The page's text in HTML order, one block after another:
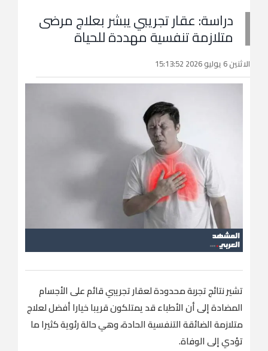
دراسة: عقار تجريبي يبشر بعلاج مرضى
متلازمة تنفسية مهددة للحياة
الاثنين 6 يوليو 2026 15:13:52
تشير ‌نتائج تجربة محدودة لعقار تجريبي قائم على الأجسام
المضادة إلى أن الأطباء قد يمتلكون قريبا خيارا أفضل لعلاج
متلازمة الضائقة التنفسية الحادة، ​وهي حالة رئوية كثيرا ما
تؤدي إلى الوفاة.